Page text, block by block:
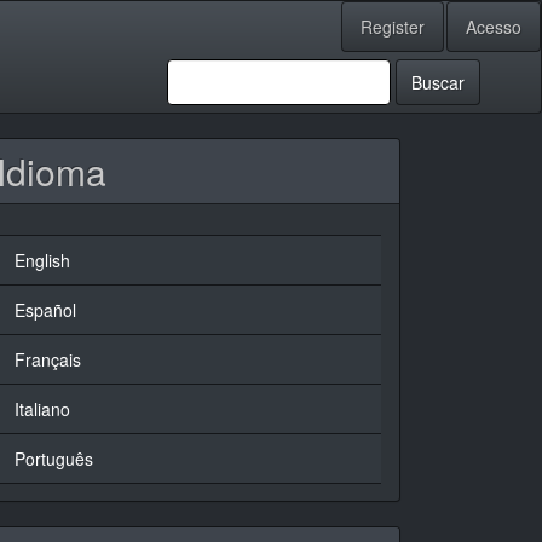
Register Acesso
Buscar
Idioma
English
Español
Français
Italiano
Português